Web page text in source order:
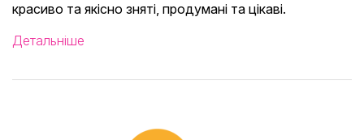
красиво та якісно зняті, продумані та цікаві.
Детальніше